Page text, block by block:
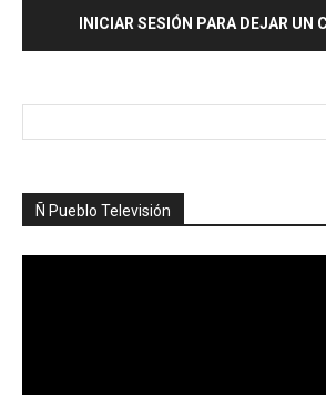
INICIAR SESIÓN PARA DEJAR UN
Ñ Pueblo Televisión